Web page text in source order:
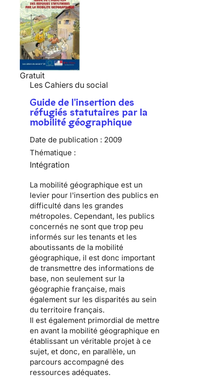
Gratuit
Les Cahiers du social
Guide de l'insertion des
réfugiés statutaires par la
mobilité géographique
Date de publication : 2009
Thématique :
Intégration
La mobilité géographique est un
levier pour l'insertion des publics en
difficulté dans les grandes
métropoles. Cependant, les publics
concernés ne sont que trop peu
informés sur les tenants et les
aboutissants de la mobilité
géographique, il est donc important
de transmettre des informations de
base, non seulement sur la
géographie française, mais
également sur les disparités au sein
du territoire français.
Il est également primordial de mettre
en avant la mobilité géographique en
établissant un véritable projet à ce
sujet, et donc, en parallèle, un
parcours accompagné des
ressources adéquates.